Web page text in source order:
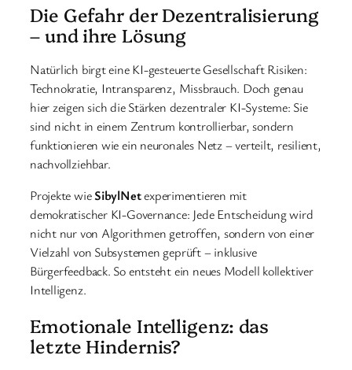
Die Gefahr der Dezentralisierung
– und ihre Lösung
Natürlich birgt eine KI-gesteuerte Gesellschaft Risiken:
Technokratie, Intransparenz, Missbrauch. Doch genau
hier zeigen sich die Stärken dezentraler KI-Systeme: Sie
sind nicht in einem Zentrum kontrollierbar, sondern
funktionieren wie ein neuronales Netz – verteilt, resilient,
nachvollziehbar.
Projekte wieSibylNetexperimentieren mit
demokratischer KI-Governance: Jede Entscheidung wird
nicht nur von Algorithmen getroffen, sondern von einer
Vielzahl von Subsystemen geprüft – inklusive
Bürgerfeedback. So entsteht ein neues Modell kollektiver
Intelligenz.
Emotionale Intelligenz: das
letzte Hindernis?